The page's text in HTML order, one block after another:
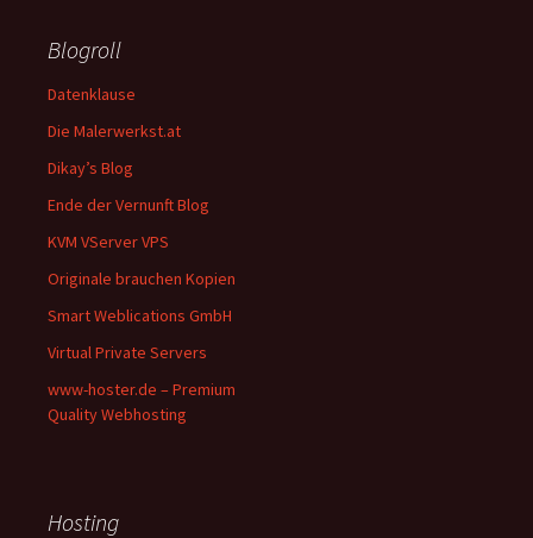
Blogroll
Datenklause
Die Malerwerkst.at
Dikay’s Blog
Ende der Vernunft Blog
KVM VServer VPS
Originale brauchen Kopien
Smart Weblications GmbH
Virtual Private Servers
www-hoster.de – Premium
Quality Webhosting
Hosting